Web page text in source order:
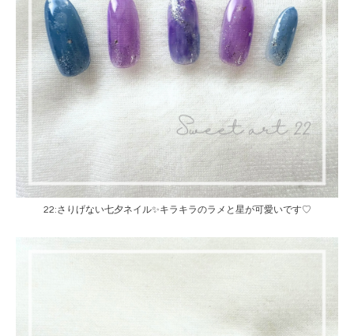
22:さりげない七夕ネイル✨キラキラのラメと星が可愛いです♡